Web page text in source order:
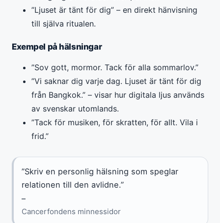
”Ljuset är tänt för dig” – en direkt hänvisning
till själva ritualen.
Exempel på hälsningar
”Sov gott, mormor. Tack för alla sommarlov.”
”Vi saknar dig varje dag. Ljuset är tänt för dig
från Bangkok.” – visar hur digitala ljus används
av svenskar utomlands.
”Tack för musiken, för skratten, för allt. Vila i
frid.”
”Skriv en personlig hälsning som speglar
relationen till den avlidne.”
–
Cancerfondens minnessidor